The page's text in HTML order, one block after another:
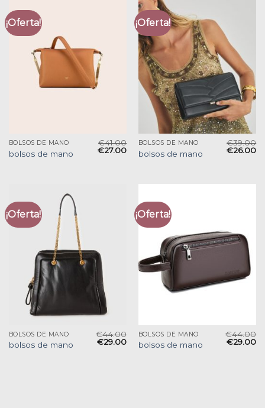
¡Oferta!
BOLSOS DE MANO
bolsos de mano
€41.00
€27.00
¡Oferta!
BOLSOS DE MANO
bolsos de mano
€39.00
€26.00
¡Oferta!
BOLSOS DE MANO
bolsos de mano
€44.00
€29.00
¡Oferta!
BOLSOS DE MANO
bolsos de mano
€44.00
€29.00